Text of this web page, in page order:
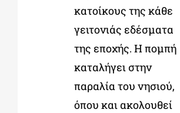
κατοίκους της κάθε
γειτονιάς εδέσματα
της εποχής. Η πομπή
καταλήγει στην
παραλία του νησιού,
όπου και ακολουθεί